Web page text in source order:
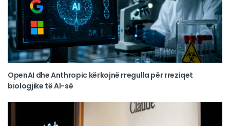
OpenAI dhe Anthropic kërkojnë rregulla për rreziqet
biologjike të AI-së